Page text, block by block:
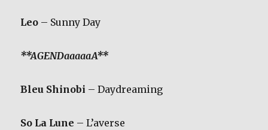
Leo – Sunny Day
**AGENDaaaaaA**
Bleu Shinobi – Daydreaming
So La Lune – L’averse